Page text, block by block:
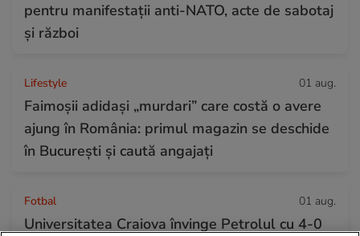
pentru manifestații anti-NATO, acte de sabotaj
și război
Lifestyle 01 aug.
Faimoșii adidași „murdari” care costă o avere
ajung în România: primul magazin se deschide
în București și caută angajați
Fotbal 01 aug.
Universitatea Craiova învinge Petrolul cu 4-0